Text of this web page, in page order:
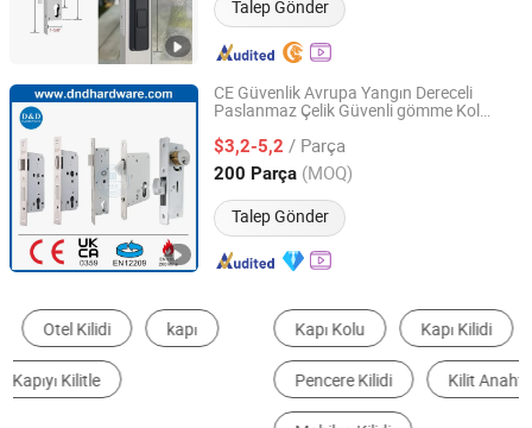
Talep Gönder
CE Güvenlik Avrupa Yangın Dereceli
Paslanmaz Çelik Güvenli gömme Kol
Anahtar Çinkokayar
Kilidi
$3,2-5,2 / Parça
200 Parça (MOQ)
Talep Gönder
D&D Hardware Industrial Co., Ltd.
Guangdong, China Fiyat 2020
Kapı Kolu Kapı Kilidi Pencere Kolu
Pencere Kilidi Kilit Anahtarı ve Aksesuarları